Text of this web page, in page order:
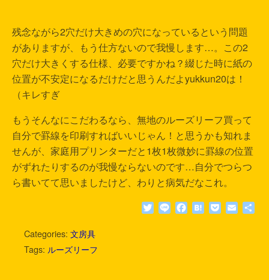
残念ながら2穴だけ大きめの穴になっているという問題
がありますが、もう仕方ないので我慢します…。この2
穴だけ大きくする仕様、必要ですかね？綴じた時に紙の
位置が不安定になるだけだと思うんだよyukkun20は！
（キレすぎ
もうそんなにこだわるなら、無地のルーズリーフ買って
自分で罫線を印刷すればいいじゃん！と思うかも知れま
せんが、家庭用プリンターだと1枚1枚微妙に罫線の位置
がずれたりするのが我慢ならないのです…自分でつらつ
ら書いてて思いましたけど、わりと病気だなこれ。
T
L
F
H
P
E
Categories: 文房具
Tags: ルーズリーフ